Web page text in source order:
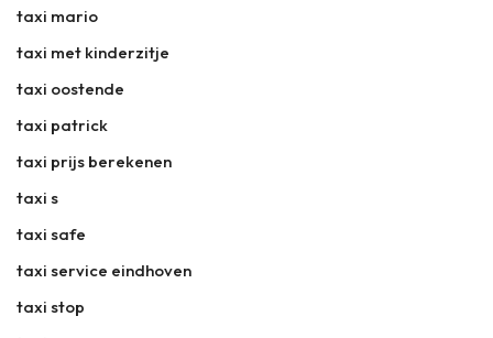
taxi mario
taxi met kinderzitje
taxi oostende
taxi patrick
taxi prijs berekenen
taxi s
taxi safe
taxi service eindhoven
taxi stop